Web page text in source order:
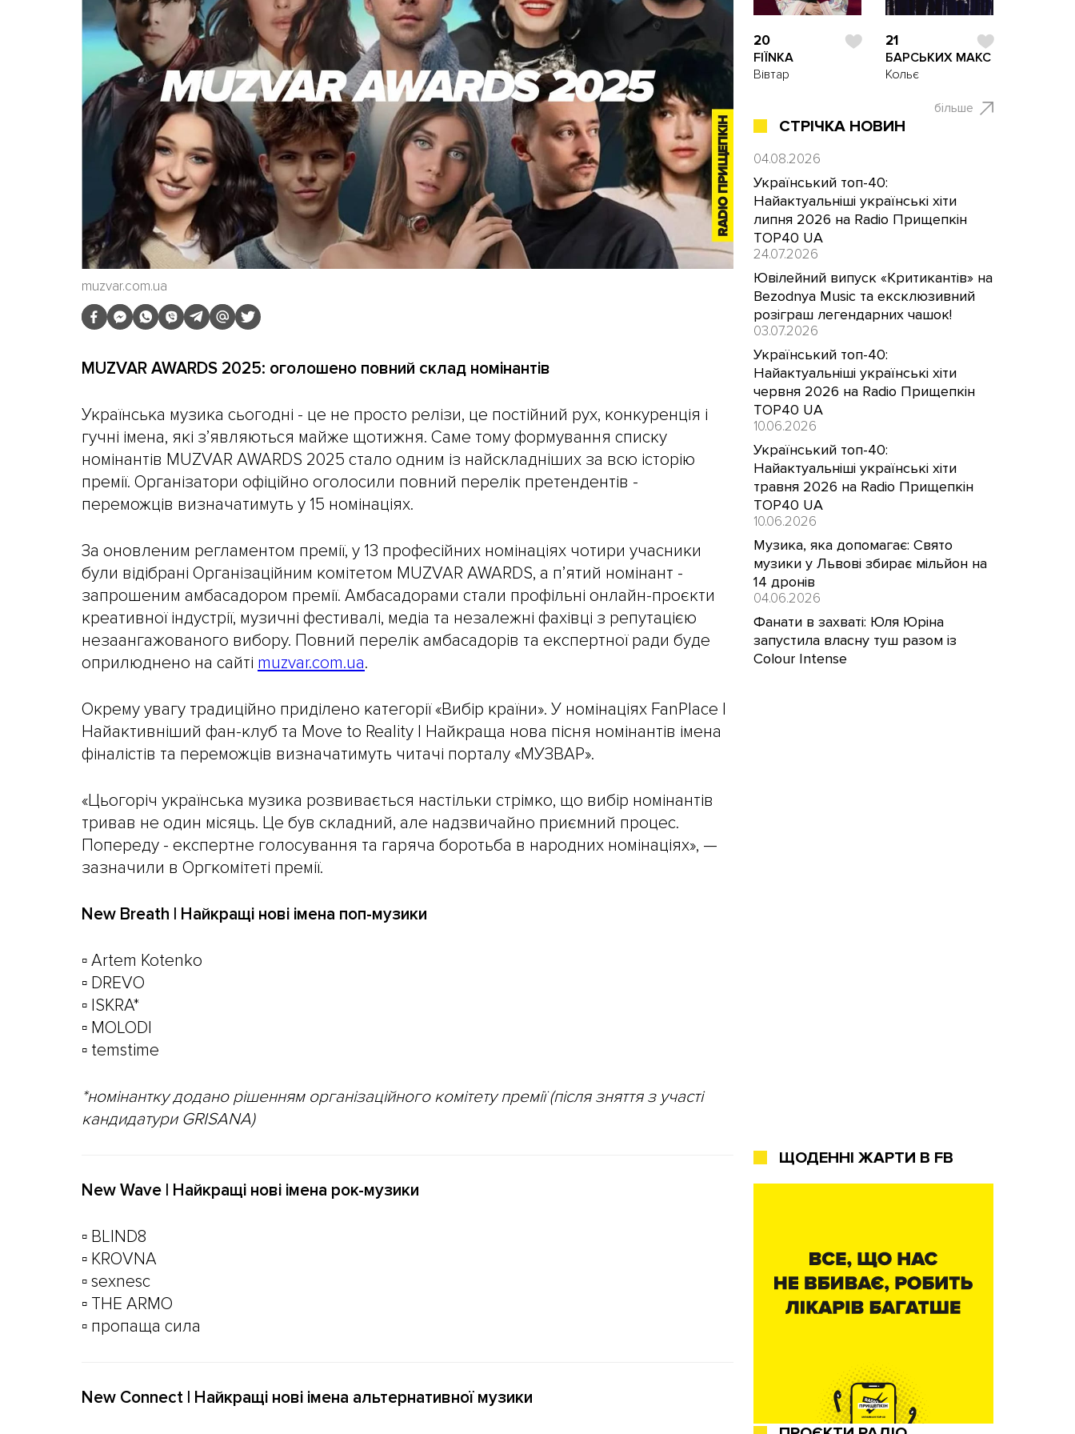
muzvar.com.ua
MUZVAR AWARDS 2025: оголошено повний склад номінантів
Українська музика сьогодні - це не просто релізи, це постійний рух, конкуренція і
гучні імена, які з’являються майже щотижня. Саме тому формування списку
номінантів MUZVAR AWARDS 2025 стало одним із найскладніших за всю історію
премії. Організатори офіційно оголосили повний перелік претендентів -
переможців визначатимуть у 15 номінаціях.
За оновленим регламентом премії, у 13 професійних номінаціях чотири учасники
були відібрані Організаційним комітетом MUZVAR AWARDS, а п’ятий номінант -
запрошеним амбасадором премії. Амбасадорами стали профільні онлайн-проєкти
креативної індустрії, музичні фестивалі, медіа та незалежні фахівці з репутацією
незаангажованого вибору. Повний перелік амбасадорів та експертної ради буде
оприлюднено на сайті muzvar.com.ua.
Окрему увагу традиційно приділено категорії «Вибір країни». У номінаціях FanPlace |
Найактивніший фан-клуб та Move to Reality | Найкраща нова пісня номінантів імена
фіналістів та переможців визначатимуть читачі порталу «МУЗВАР».
«Цьогоріч українська музика розвивається настільки стрімко, що вибір номінантів
тривав не один місяць. Це був складний, але надзвичайно приємний процес.
Попереду - експертне голосування та гаряча боротьба в народних номінаціях», —
зазначили в Оргкомітеті премії.
New Breath | Найкращі нові імена поп-музики
▫️ Artem Kotenko
▫️ DREVO
▫️ ISKRA*
▫️ MOLODI
▫️ temstime
*номінантку додано рішенням організаційного комітету премії (після зняття з участі
кандидатури GRISANA)
New Wave | Найкращі нові імена рок-музики
▫️ BLIND8
▫️ KROVNA
▫️ sexnesc
▫️ THE ARMO
▫️ пропаща сила
New Connect | Найкращі нові імена альтернативної музики
20
FIЇNKA
Вівтар
21
БАРСЬКИХ МАКС
Кольє
більше
СТРІЧКА НОВИН
04.08.2026
Український топ-40:
Найактуальніші українські хіти
липня 2026 на Radio Прищепкін
TOP40 UA
24.07.2026
Ювілейний випуск «Критикантів» на
Bezodnya Music та ексклюзивний
розіграш легендарних чашок!
03.07.2026
Український топ-40:
Найактуальніші українські хіти
червня 2026 на Radio Прищепкін
TOP40 UA
10.06.2026
Український топ-40:
Найактуальніші українські хіти
травня 2026 на Radio Прищепкін
TOP40 UA
10.06.2026
Музика, яка допомагає: Свято
музики у Львові збирає мільйон на
14 дронів
04.06.2026
Фанати в захваті: Юля Юріна
запустила власну туш разом із
Colour Intense
ЩОДЕННІ ЖАРТИ В FB